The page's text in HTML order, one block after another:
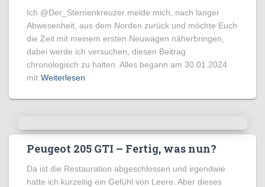
Ich @Der_Sternenkreuzer melde mich, nach langer
Abwesenheit, aus dem Norden zurück und möchte Euch
die Zeit mit meinem ersten Neuwagen näherbringen,
dabei werde ich versuchen, diesen Beitrag
chronologisch zu halten. Alles begann am 30.01.2024
mit Weiterlesen
Peugeot 205 GTI – Fertig, was nun?
Da ist die Restauration abgeschlossen und irgendwie
hatte ich kurzeitig ein Gefühl von Leere. Aber dieses